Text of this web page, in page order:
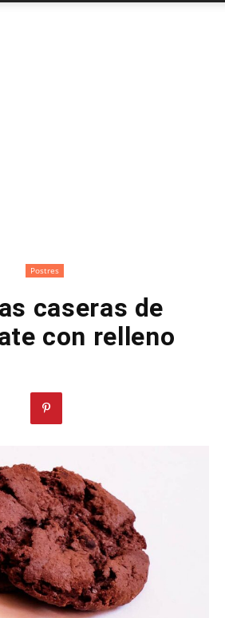
Postres
caseras de
con relleno